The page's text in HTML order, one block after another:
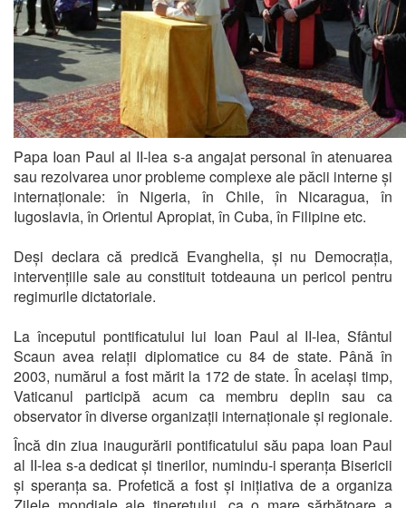
Papa Ioan Paul al II-lea s-a angajat personal în atenuarea
sau rezolvarea unor probleme complexe ale păcii interne și
internaționale: în Nigeria, în Chile, în Nicaragua, în
Iugoslavia, în Orientul Apropiat, în Cuba, în Filipine etc.
Deși declara că predică Evanghelia, și nu Democrația,
intervențiile sale au constituit totdeauna un pericol pentru
regimurile dictatoriale.
La începutul pontificatului lui Ioan Paul al II-lea, Sfântul
Scaun avea relații diplomatice cu 84 de state. Până în
2003, numărul a fost mărit la 172 de state. În același timp,
Vaticanul participă acum ca membru deplin sau ca
observator în diverse organizații internaționale și regionale.
Încă din ziua inaugurării pontificatului său papa Ioan Paul
al II-lea s-a dedicat și tinerilor, numindu-i speranța Bisericii
și speranța sa. Profetică a fost și inițiativa de a organiza